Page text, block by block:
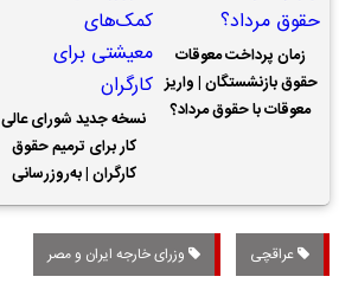
زمان پرداخت معوقات
حقوق بازنشستگان | واریز
معوقات با حقوق مرداد؟
نسخه جدید شورای عالی
کار برای ترمیم حقوق
کارگران | به‌روزرسانی
کمک‌های معیشتی برای
کارگران
عراقچی وزرای خارجه ایران و مصر